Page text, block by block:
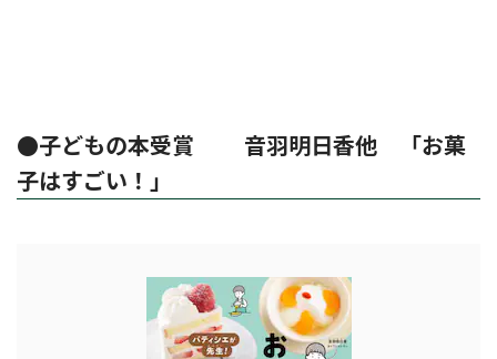
●子どもの本受賞 音羽明日香他 「お菓
子はすごい！」